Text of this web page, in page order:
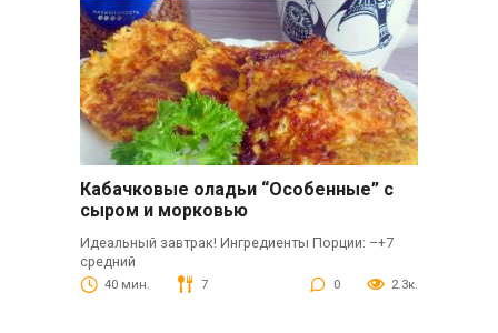
Кабачковые оладьи “Особенные” с
сыром и морковью
Идеальный завтрак! Ингредиенты Порции: –+7
средний
40 мин. 7 0 2.3к.